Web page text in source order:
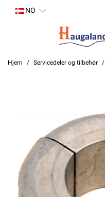
NO
Hjem Servicedeler og tilbehør